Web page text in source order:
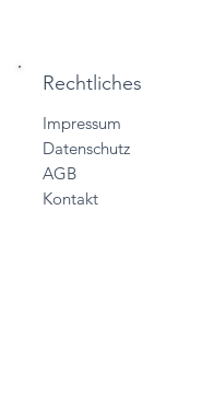
Rechtliches
Impressum
Datenschutz
AGB
Kontakt